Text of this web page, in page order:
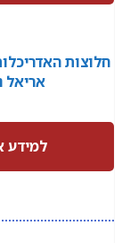
אריאל
למידע